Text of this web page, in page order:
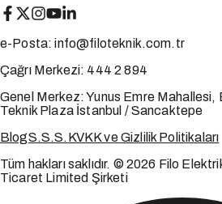
e-Posta: info@filoteknik.com.tr
Çağrı Merkezi: 444 2 894
Genel Merkez:Yunus Emre
Teknik Plaza İstanbul / Sancaktepe
BlogS.S.S. KVKK ve Gizlilik Politikaları
Tüm hakları saklıdır. © 2026 Filo
Ticaret Limited Şirketi